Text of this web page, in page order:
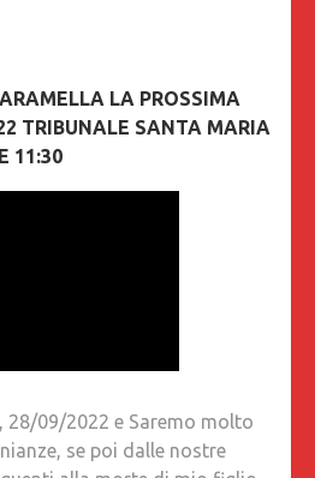
LA PROSSIMA
TRIBUNALE SANTA MARIA
11:30
28/09/2022 e Saremo molto
se poi dalle nostre